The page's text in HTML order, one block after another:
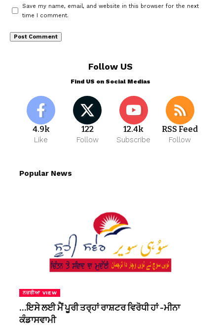
Save my name, email, and website in this browser for the next
time I comment.
Follow US
Find US on Social Medias
4.9k
Like
122
Follow
12.4k
Subscribe
RSS Feed
Follow
Popular News
ਨਜ਼ਰੀਆ VIEW
…ਇਸੇ ਲਈ ਮੈਂ ਪੂਰੀ ਤਰ੍ਹਾਂ ਰਾਸ਼ਟਰ ਵਿਰੋਧੀ ਹਾਂ -ਮੀਨਾ
ਕੰਡਾਸਵਾਮੀ